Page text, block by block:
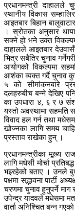
प्रधानमन्त्री दाहालले
स्थानीय विकास
आइतबार बिहान
। स्रोतका अनुसार
सक्ने हो भने उक्त
दाहालले आइतबार
भित्र सबैतिर चुनाव
आयोगको विकल्पमा
आशंका व्यक्त गर्दै चुनाव
५ को सीमांकनबारे
दलहरुबीच बन्ने देखिए
का उपधारा ४, ६ र ७
यस्तो अवस्थामा सहमति
विवाद हल गर्न तथा
खोज्नका लागि समय
प्रस्ताव राखेका हुन् ।
प्रधानमन्त्रीका मूख्य
लागि मधेसी मोर्चा
भइरहेको बताए । उनले
पक्षमा सद्भावना पार्टी
चरणमा चुनाव हुनुपर्ने
उपेन्द्र यादवले मधेसमा
वार्ता अनिश्चित बन्न